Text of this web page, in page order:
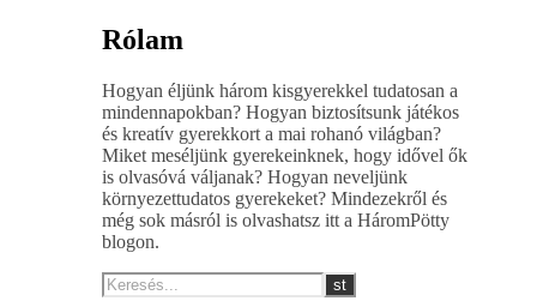
Rólam
Hogyan éljünk három kisgyerekkel tudatosan a
mindennapokban? Hogyan biztosítsunk játékos
és kreatív gyerekkort a mai rohanó világban?
Miket meséljünk gyerekeinknek, hogy idővel ők
is olvasóvá váljanak? Hogyan neveljünk
környezettudatos gyerekeket? Mindezekről és
még sok másról is olvashatsz itt a HáromPötty
blogon.